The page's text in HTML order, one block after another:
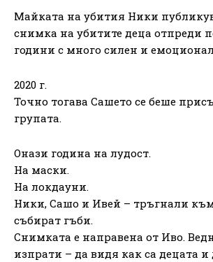
Майката на убития Ники
снимка на убитите деца отпреди
години с много силен и
2020 г.
Точно тогава Сашето се беше
групата.
Онази година на лудост.
На маски.
На локдауни.
Ники, Сашо и Ивей – тръгнали
събират гъби.
Снимката е направена от Иво.
изпрати – да видя как са децата и